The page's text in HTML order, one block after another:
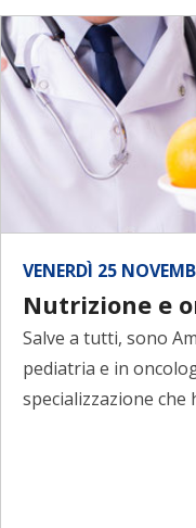
VENERDÌ 25
Nutrizione e
Salve a tutti, sono
pediatria e in
specializzazione che